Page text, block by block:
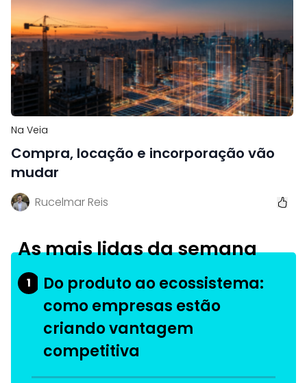
Na Veia
Compra, locação e incorporação vão
mudar
Rucelmar Reis
As mais lidas da semana
1
Do produto ao ecossistema:
como empresas estão
criando vantagem
competitiva